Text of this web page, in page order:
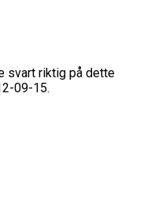
svart riktig på dette
09-15.